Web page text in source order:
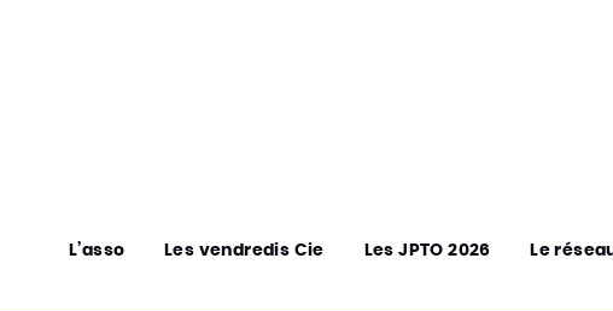
L’asso Les vendredis Cie Les JPTO 2026 Le